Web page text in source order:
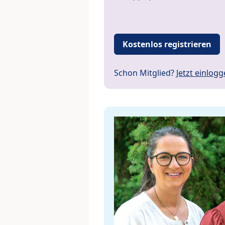
Kostenlos registrieren
Schon Mitglied? Jetzt